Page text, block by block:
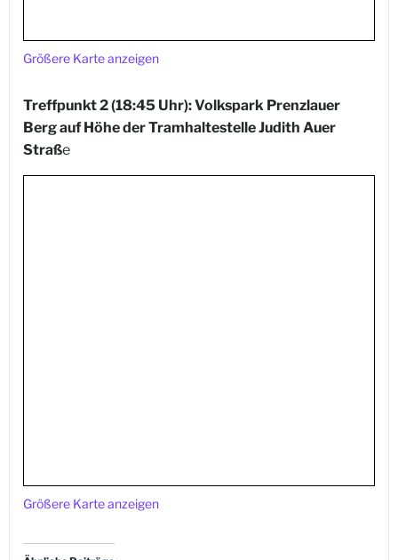
Größere Karte anzeigen
Treffpunkt 2 (18:45 Uhr): Volkspark Prenzlauer
Bergauf Höhe derTramhaltestelle Judith Auer
Straße
Größere Karte anzeigen